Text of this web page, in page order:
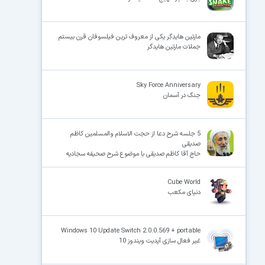
مارتین هایدِگِر یکی از معروف ترین فیلسوفان قرن بیستم
جملات مارتین هایدگر
Sky Force Anniversary
جنگ در آسمان
5 جلسه شرح دعا از حجت الاسلام والمسلمین کاظم
صدیقی
حاج آقا کاظم صدیقی با موضوع شرح صحیفه سجادیه
Cube World
دنیای مکعب
Windows 10 Update Switch 2.0.0.569 + portable
غیر فعال سازی آپدیت ویندوز 10